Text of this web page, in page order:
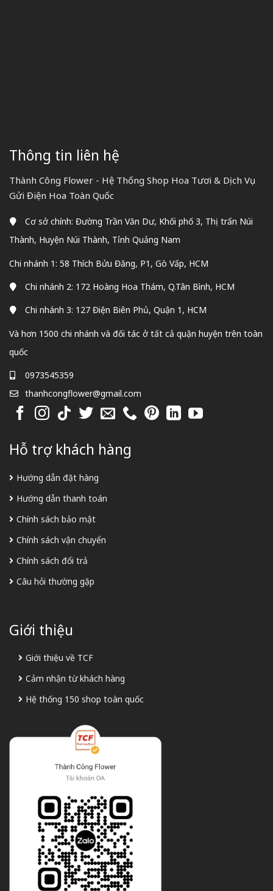
Thông tin liên hệ
Thành Công Flower - Hệ Thống Shop Hoa Tươi & Dịch Vụ
Gửi Điện Hoa Toàn Quốc
Cơ sở chính: Đường Trần Văn Dư, Khối phố 3, Thị trấn Núi
Thành, Huyện Núi Thành, Tỉnh Quảng Nam
Chi nhánh 1: 58 Thích Bửu Đăng, P1, Gò Vấp, HCM
Chi nhánh 2: 172 Hoàng Hoa Thám, Q.Tân Bình, HCM
Chi nhánh 3: 127 Điện Biên Phủ, Quận 1, HCM
Và hơn 1500 chi nhánh và đối tác ở tất cả quận huyện trên toàn
quốc
0973545359
thanhcongflower@gmail.com
Hỗ trợ khách hàng
Hướng dẫn đặt hàng
Hướng dẫn thanh toán
Chính sách bảo mật
Chính sách vận chuyển
Chính sách đổi trả
Câu hỏi thường gặp
Giới thiệu
Giới thiệu về TCF
Cảm nhận từ khách hàng
Hệ thống 150 shop toàn quốc